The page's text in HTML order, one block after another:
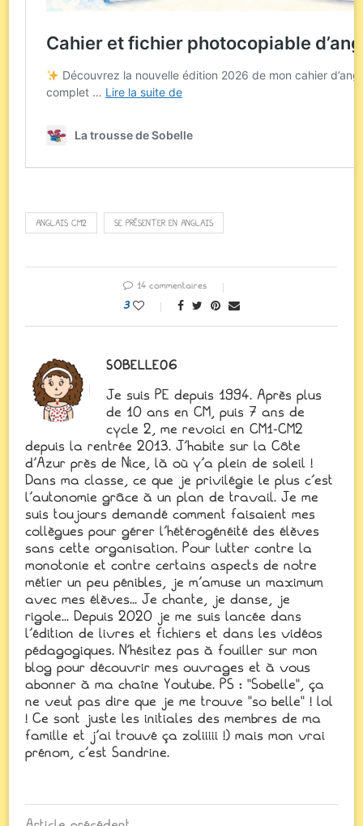
ANGLAIS CM2 SE PRÉSENTER EN ANGLAIS
14 commentaires
3
SOBELLE06
Je suis PE depuis 1994. Après plus
de 10 ans en CM, puis 7 ans de
cycle 2, me revoici en CM1-CM2
depuis la rentrée 2013. J'habite sur la Côte
d'Azur près de Nice, là où y'a plein de soleil !
Dans ma classe, ce que je privilégie le plus c'est
l'autonomie grâce à un plan de travail. Je me
suis toujours demandé comment faisaient mes
collègues pour gérer l'hétérogénéité des élèves
sans cette organisation. Pour lutter contre la
monotonie et contre certains aspects de notre
métier un peu pénibles, je m'amuse un maximum
avec mes élèves... Je chante, je danse, je
rigole... Depuis 2020 je me suis lancée dans
l'édition de livres et fichiers et dans les vidéos
pédagogiques. N'hésitez pas à fouiller sur mon
blog pour découvrir mes ouvrages et à vous
abonner à ma chaîne Youtube. PS : "Sobelle", ça
ne veut pas dire que je me trouve "so belle" ! lol
! Ce sont juste les initiales des membres de ma
famille et j'ai trouvé ça zoliiiii !) mais mon vrai
prénom, c'est Sandrine.